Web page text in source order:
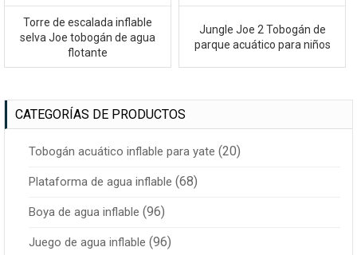
Torre de escalada inflable
selva Joe tobogán de agua
flotante
Jungle Joe 2 Tobogán de
parque acuático para niños
CATEGORÍAS DE PRODUCTOS
Tobogán acuático inflable para yate (20)
Plataforma de agua inflable (68)
Boya de agua inflable (96)
Juego de agua inflable (96)